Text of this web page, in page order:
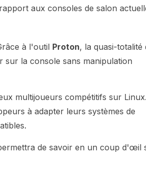
aux consoles de salon
à l'outil Proton, la quasi-totalité
la console sans manipulation
multijoueurs compétitifs sur Linux.
à adapter leurs systèmes de
de savoir en un coup d'œil